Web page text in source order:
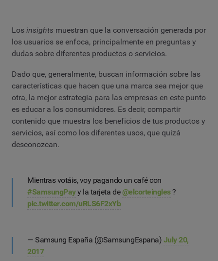
Los insights muestran que la conversación generada por
los usuarios se enfoca, principalmente en preguntas y
dudas sobre diferentes productos o servicios.
Dado que, generalmente, buscan información sobre las
características que hacen que una marca sea mejor que
otra, la mejor estrategia para las empresas en este punto
es educar a los consumidores. Es decir, compartir
contenido que muestra los beneficios de tus productos y
servicios, así como los diferentes usos, que quizá
desconozcan.
Mientras votáis, voy pagando un café con
#SamsungPayy la tarjeta de @elcorteingles?
pic.twitter.com/uRLS6F2xYb
— Samsung España (@SamsungEspana) July 20,
2017